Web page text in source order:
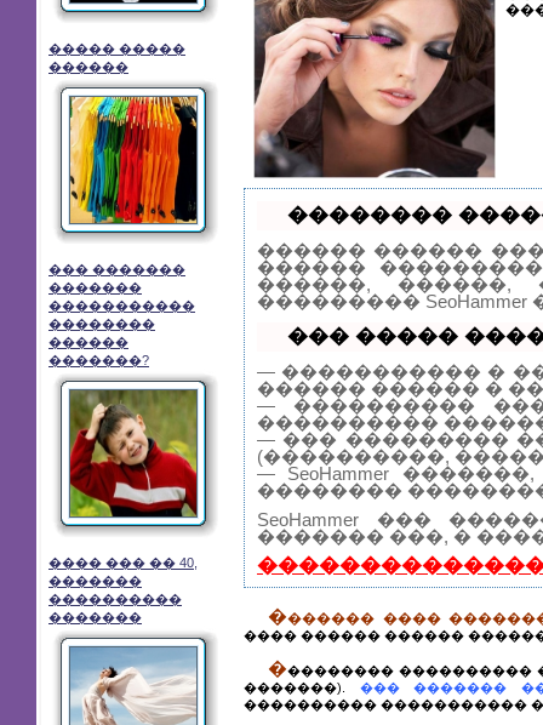
����� �����
������
��� �������
�������
�����������
��������
������
�������?
���� ��� �� 40,
�������
����������
�������
��������
������ ������
������
������, ������,
���������
��� �����
— ����������� �
������ ������ �
— ����������
����������
— ��� ���������
(����������,
— SeoHammer
��������
SeoHammer ���
������� ���, �
������� ����
���� ������ ������
��������� ����������
�������). ��� �������
���������� �����������